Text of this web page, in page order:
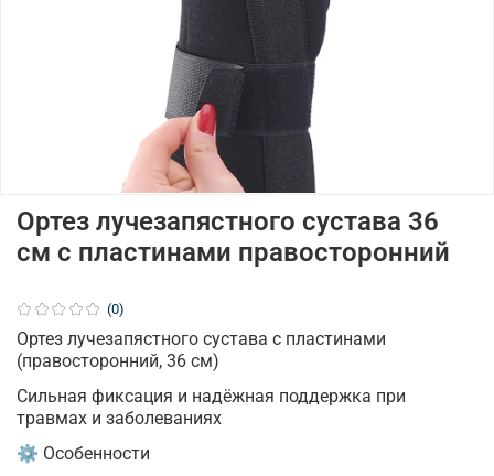
(0)
Ортез лучезапястного сустава 36
см с пластинами правосторонний
Ортез лучезапястного сустава с пластинами
(правосторонний, 36 см)
Сильная фиксация и надёжная поддержка при
травмах и заболеваниях
⚙ Особенности